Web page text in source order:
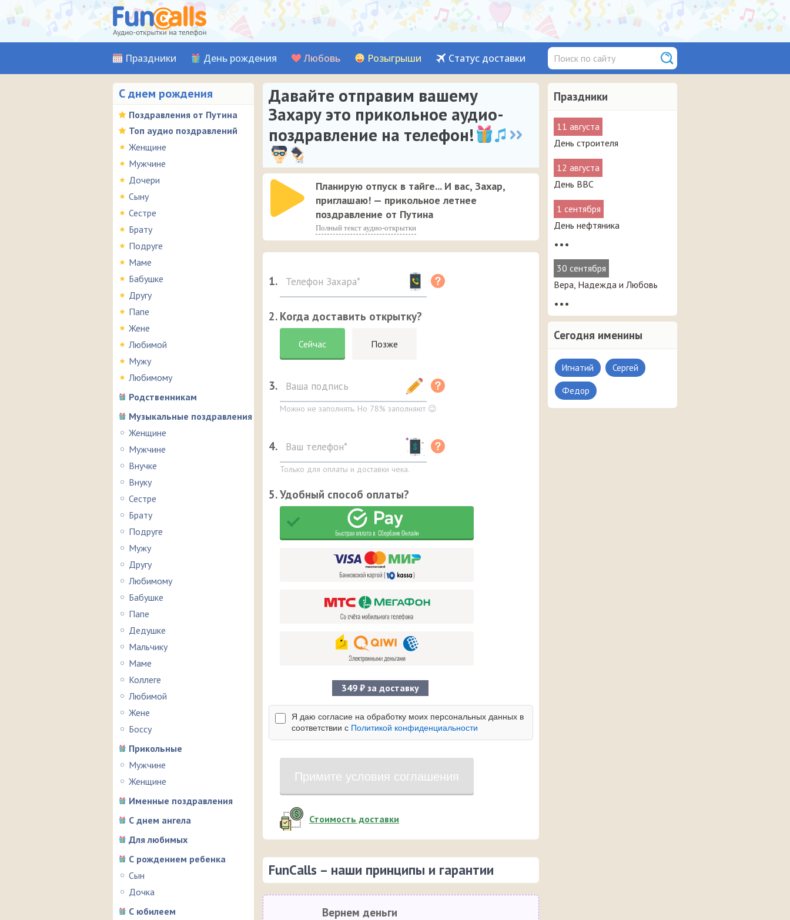
Праздники День рождения Любовь Розыгрыши Статус доставки
С днем рождения
Поздравления от Путина
Топ аудио поздравлений
Женщине
Мужчине
Дочери
Сыну
Сестре
Брату
Подруге
Маме
Бабушке
Другу
Папе
Жене
Любимой
Мужу
Любимому
Родственникам
Музыкальные поздравления
Женщине
Мужчине
Внучке
Внуку
Сестре
Брату
Подруге
Мужу
Другу
Любимому
Бабушке
Папе
Дедушке
Мальчику
Маме
Коллеге
Любимой
Жене
Боссу
Прикольные
Мужчине
Женщине
Именные поздравления
С днем ангела
Для любимых
С рождением ребенка
Сын
Дочка
С юбилеем
Праздники
11 августа
День строителя
12 августа
День ВВС
1 сентября
День нефтяника
•••
30 сентября
Вера, Надежда и Любовь
•••
Сегодня именины
Игнатий Сергей
Федор
Давайте отправим вашему
Захару это прикольное аудио-
поздравление на телефон!
Планирую отпуск в тайге... И вас, Захар,
приглашаю! — прикольное летнее
поздравление от Путина
Полный текст аудио-открытки
1.
2. Когда доставить открытку?
Сейчас Позже
3.
Можно не заполнять. Но 78% заполняют 😉
4.
Только для оплаты и доставки чека.
5. Удобный способ оплаты?
349 ₽ за доставку
Я даю согласие на обработку моих персональных данных в
соответствии с Политикой конфиденциальности
Примите условия соглашения
Стоимость доставки
FunCalls – наши принципы и гарантии
Вернем деньги